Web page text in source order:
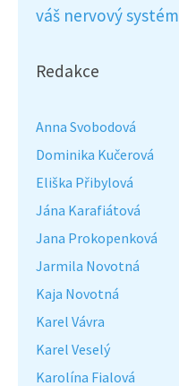
váš nervový systém
Redakce
Anna Svobodová
Dominika Kučerová
Eliška Přibylová
Jána Karafiátová
Jana Prokopenková
Jarmila Novotná
Kaja Novotná
Karel Vávra
Karel Veselý
Karolína Fialová